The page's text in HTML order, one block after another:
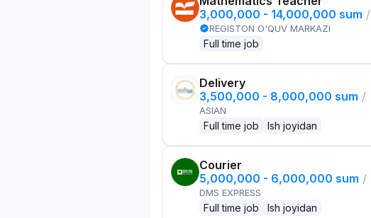
3,000,000 - 14,000,000 sum /
REGISTON O'QUV MARKAZI
Full time job
Delivery
3,500,000 - 8,000,000 sum /
ASIAN
Full time job Ish joyidan
Courier
5,000,000 - 6,000,000 sum /
DMS EXPRESS
Full time job Ish joyidan